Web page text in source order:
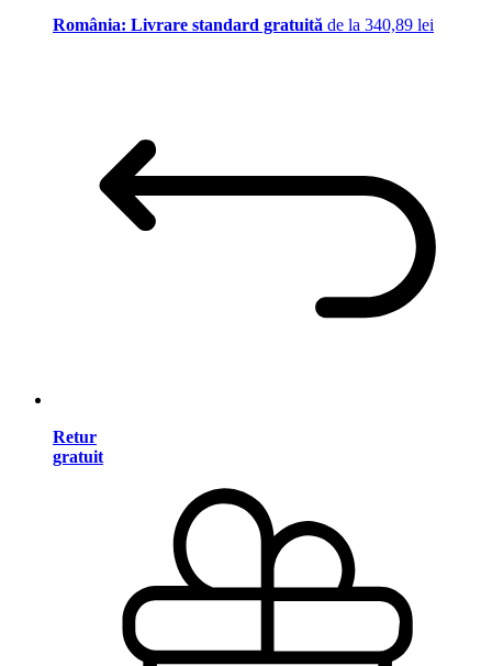
România: Livrare standard gratuită de la 340,89 lei
Retur
gratuit